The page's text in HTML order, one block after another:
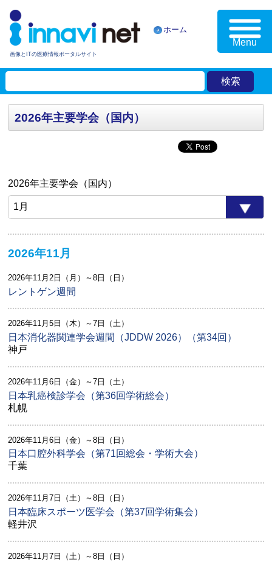
画像とITの医療情報ポータルサイト
ホーム
Menu
2026年主要学会（国内）
2026年主要学会（国内）
2026年11月
2026年11月2日（月）～8日（日）
レントゲン週間
2026年11月5日（木）～7日（土）
日本消化器関連学会週間（JDDW 2026）（第34回）
神戸
2026年11月6日（金）～7日（土）
日本乳癌検診学会（第36回学術総会）
札幌
2026年11月6日（金）～8日（日）
日本口腔外科学会（第71回総会・学術大会）
千葉
2026年11月7日（土）～8日（日）
日本臨床スポーツ医学会（第37回学術集会）
軽井沢
2026年11月7日（土）～8日（日）